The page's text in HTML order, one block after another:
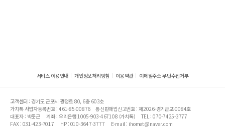
서비스 이용안내 개인정보처리방침 이용약관 이메일주소 무단수집거부
고객센터 : 경기도 군포시 광정로 80, 6층 603호
가치톡 사업자등록번호 : 461-85-00876
통신판매업신고번호 : 제2026-경기군포-0084호
대표자 : 박준근
계좌 : 우리은행 1005-903-467108 (가치톡)
TEL : 070-7425-3777
FAX : 031-423-7017
HP : 010-3647-3777 E-mail : ihomet@naver.com